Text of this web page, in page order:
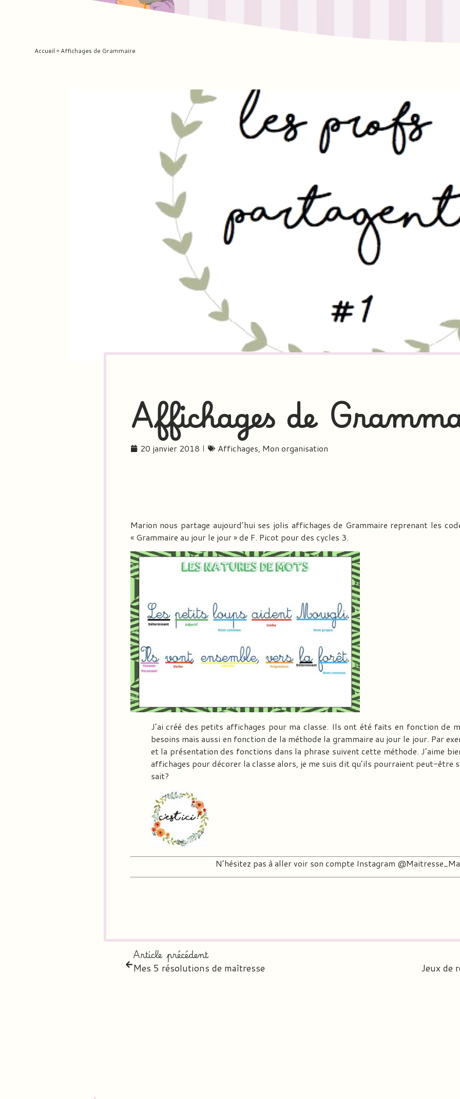
Accueil » Affichages de Grammaire
Affichages de
20 janvier 2018 Affichages Mon organisation
Marion nous partage aujourd’hui ses jolis affichages de Grammaire reprenant les
« Grammaire au jour le jour » de F. Picot pour des cycles 3.
J’ai créé des petits affichages pour ma classe. Ils ont été faits en fonction de
besoins mais aussi en fonction de la méthode la grammaire au jour le jour. Par
et la présentation des fonctions dans la phrase suivent cette méthode. J’aime
affichages pour décorer la classe alors, je me suis dit qu’ils pourraient peut-être
sait?
N’hésitez pas à aller voir son compte Instagram
Article précédent
Mes 5 résolutions de maîtresse Jeux de